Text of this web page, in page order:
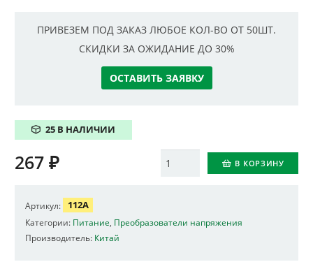
ПРИВЕЗЕМ ПОД ЗАКАЗ ЛЮБОЕ КОЛ-ВО ОТ 50ШТ.
СКИДКИ ЗА ОЖИДАНИЕ ДО 30%
ОСТАВИТЬ ЗАЯВКУ
25 В НАЛИЧИИ
Количество В КОРЗИНУ
267 ₽
Артикул: 112A
Категории: Питание Преобразователи напряжения
Производитель: Китай